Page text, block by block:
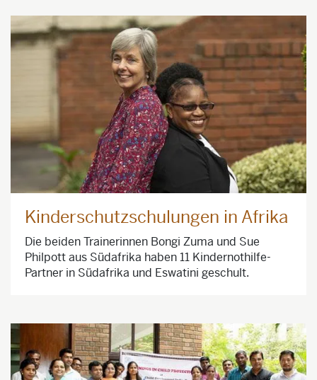
Kinderschutzschulungen in Afrika
Die beiden Trainerinnen Bongi Zuma und Sue
Philpott aus Südafrika haben 11 Kindernothilfe-
Partner in Südafrika und Eswatini geschult.